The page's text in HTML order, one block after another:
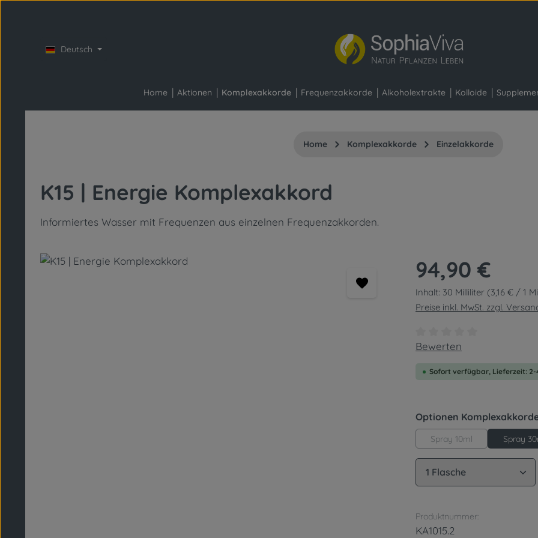
Deutsch
Home Aktionen Komplexakkorde Frequenzakkorde Alkoholextrakte Kolloide
Home Komplexakkorde Einzelakkorde
K15 | Energie Komplexakkord
Informiertes Wasser mit Frequenzen aus einzelnen Frequenzakkorden.
Bildergalerie überspringen Regulärer Preis:
94,90 €
Inhalt: 30 Milliliter (3,16 € / 1
Preise inkl. MwSt. zzgl.
Durchschnittliche
Bewerten
Sofort verfügbar, Lieferzeit: 2-
Optionen
Spray 10ml Spray
Produkt Anzahl:
Produktnummer:
KA1015.2